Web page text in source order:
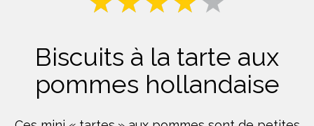
Biscuits à la tarte aux
pommes hollandaise